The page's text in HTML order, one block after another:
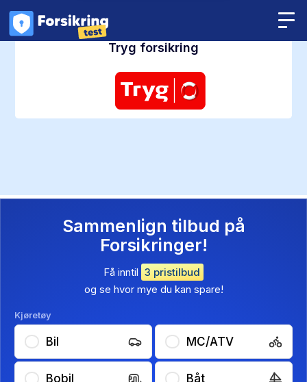
Tryg forsikring
Sammenlign tilbud på
Forsikringer!
Få inntil 3 pristilbud
og se hvor mye du kan spare!
Kjøretøy
Bil MC/ATV
Bobil Båt